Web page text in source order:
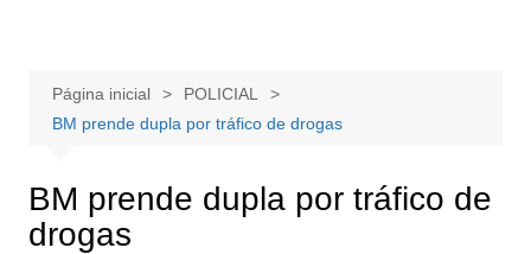
Página inicial
POLICIAL
BM prende dupla por tráfico de drogas
BM prende dupla por tráfico de
drogas